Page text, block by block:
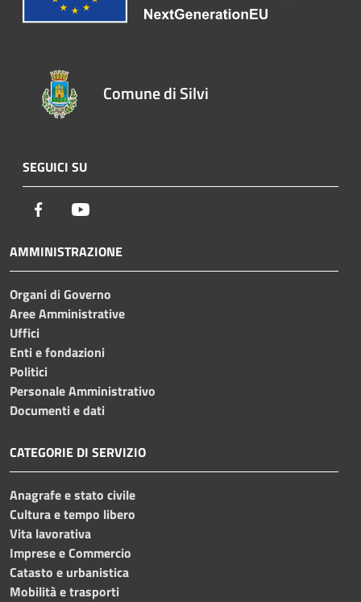
Comune di Silvi
SEGUICI SU
Facebook
AMMINISTRAZIONE
Organi di Governo
Aree Amministrative
Uffici
Enti e fondazioni
Politici
Personale Amministrativo
Documenti e dati
CATEGORIE DI SERVIZIO
Anagrafe e stato civile
Cultura e tempo libero
Vita lavorativa
Imprese e Commercio
Catasto e urbanistica
Mobilità e trasporti